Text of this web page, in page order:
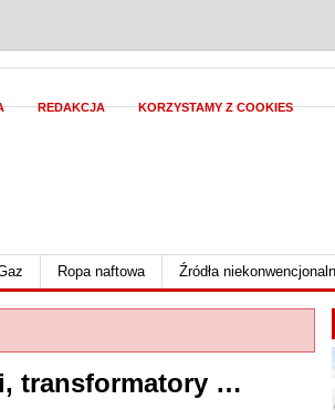
REDAKCJA KORZYSTAMY Z COOKIES
Ropa naftowa Źródła
transformatory …